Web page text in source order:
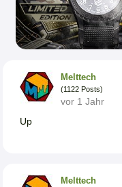
Melttech
(1122 Posts)
vor 1 Jahr
Up
Melttech